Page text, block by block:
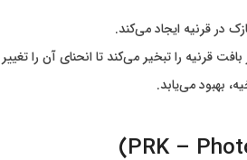
در قرنیه ایجاد می‌کند.
بهبود می‌یابد.